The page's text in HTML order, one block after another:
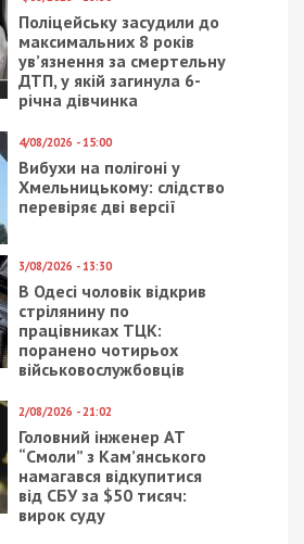
Поліцейську засудили до
максимальних 8 років
ув’язнення за смертельну
ДТП, у якій загинула 6-
річна дівчинка
4/08/2026 - 15:00
Вибухи на полігоні у
Хмельницькому: слідство
перевіряє дві версії
3/08/2026 - 13:30
В Одесі чоловік відкрив
стрілянину по
працівниках ТЦК:
поранено чотирьох
військовослужбовців
2/08/2026 - 21:02
Головний інженер АТ
“Смоли” з Кам’янського
намагався відкупитися
від СБУ за $50 тисяч:
вирок суду